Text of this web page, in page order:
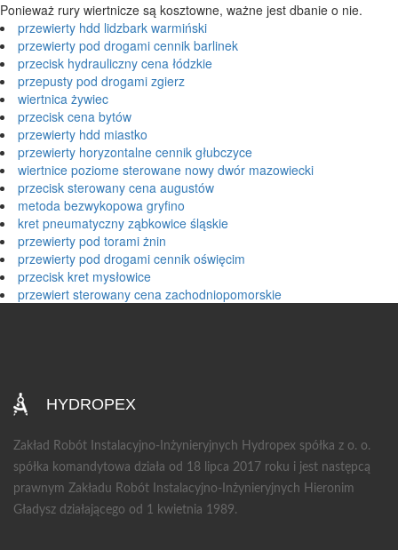
Ponieważ rury wiertnicze są kosztowne, ważne jest dbanie o nie.
przewierty hdd lidzbark warmiński
przewierty pod drogami cennik barlinek
przecisk hydrauliczny cena łódzkie
przepusty pod drogami zgierz
wiertnica żywiec
przecisk cena bytów
przewierty hdd miastko
przewierty horyzontalne cennik głubczyce
wiertnice poziome sterowane nowy dwór mazowiecki
przecisk sterowany cena augustów
metoda bezwykopowa gryfino
kret pneumatyczny ząbkowice śląskie
przewierty pod torami żnin
przewierty pod drogami cennik oświęcim
przecisk kret mysłowice
przewiert sterowany cena zachodniopomorskie
HYDROPEX
Zakład Robót Instalacyjno-Inżynieryjnych Hydropex spółka z o. o.
spółka komandytowa działa od 18 lipca 2017 roku i jest następcą
prawnym Zakładu Robót Instalacyjno-Inżynieryjnych Hieronim
Gładysz działającego od 1 kwietnia 1989.